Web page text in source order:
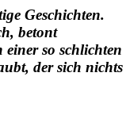
Geschichten.
betont
so schlichten
der sich nichts